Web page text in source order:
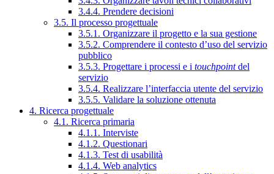
3.4.4. Prendere decisioni
3.5. Il processo progettuale
3.5.1. Organizzare il progetto e la sua gestione
3.5.2. Comprendere il contesto d’uso del servizio
pubblico
3.5.3. Progettare i processi e i touchpointdel
servizio
3.5.4. Realizzare l’interfaccia utente del servizio
3.5.5. Validare la soluzione ottenuta
4. Ricerca progettuale
4.1. Ricerca primaria
4.1.1. Interviste
4.1.2. Questionari
4.1.3. Test di usabilità
4.1.4. Web analytics